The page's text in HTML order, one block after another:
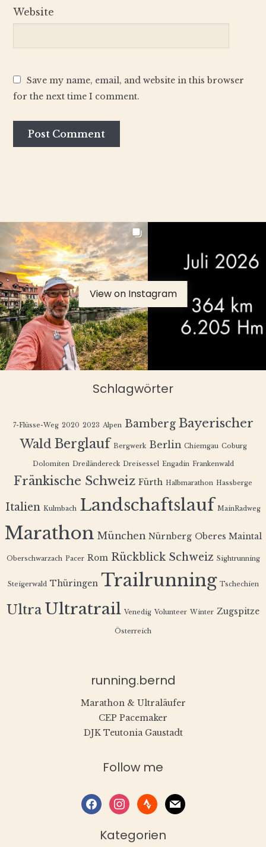
Website
Save my name, email, and website in this browser
for the next time I comment.
View on Instagram
Schlagwörter
7-Flüsse-Weg 2020 2023 Alpen Bamberg Bayerischer
Wald Berglauf Bergwerk Berlin Chiemgau Coburg
Dolomiten Dreiländereck Dreisessel Engadin Frankenwald
Fränkische Schweiz Fürth Halbmarathon Hassberge
Italien Kulmbach Landschaftslauf MainRadweg
Marathon München Nürnberg Oberes Maintal
Oberschwarzach Pacer Rom Rückblick Schweiz Sightrunning
Steigerwald Thüringen Trailrunning Tschechien
Ultra Ultratrail Venedig Volunteer Winter Zugspitze
Österreich
running.bernd
Marathon & Ultraläufer
CEP Pacemaker
DJK Teutonia Gaustadt
Follow me
facebookinstagram
stravamail
Kategorien